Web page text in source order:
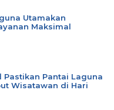
Utamakan
Maksimal
Pastikan Pantai Laguna
Wisatawan di Hari